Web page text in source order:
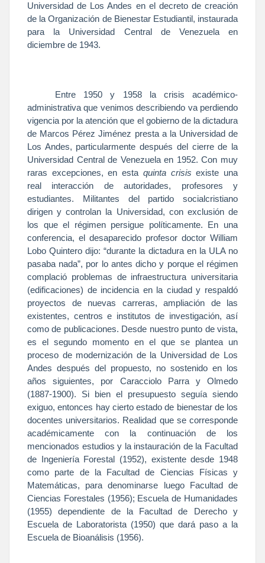
Universidad de Los Andes en el decreto de creación
de la Organización de Bienestar Estudiantil, instaurada
para
la Universidad Central
de Venezuela en
diciembre de 1943.
Entre 1950 y 1958 la crisis académico-
administrativa que venimos describiendo va perdiendo
vigencia por la atención que el gobierno de la dictadura
de Marcos Pérez Jiménez presta a la Universidad de
Los Andes, particularmente después del cierre de
la
Universidad Central de Venezuela en 1952. Con muy
raras excepciones, en esta quinta crisis existe una
real interacción de autoridades, profesores y
estudiantes. Militantes del partido socialcristiano
dirigen y controlan
la Universidad, con exclusión de
los que el régimen persigue políticamente. En una
conferencia, el desaparecido profesor doctor William
Lobo Quintero dijo: “durante la dictadura en la ULAno
pasaba nada”, por lo antes dicho y porque el régimen
complació problemas de infraestructura universitaria
(edificaciones) de incidencia en la ciudad y respaldó
proyectos de nuevas carreras, ampliación de las
existentes, centros e institutos de investigación, así
como de publicaciones. Desde nuestro punto de vista,
es el segundo momento en el que se plantea un
proceso de modernización de la Universidad de Los
Andes después del propuesto, no sostenido en los
años siguientes, por Caracciolo Parra y Olmedo
(1887-1900). Si bien el presupuesto seguía siendo
exiguo, entonces hay cierto estado de bienestar de los
docentes universitarios. Realidad que se corresponde
académicamente con la continuación de los
mencionados estudios y la instauración de la Facultad
de Ingeniería Forestal (1952), existente desde 1948
como parte de
la Facultad
de Ciencias Físicas y
Matemáticas, para denominarse luego Facultad de
Ciencias Forestales (1956); Escuela de Humanidades
(1955) dependiente de
la Facultad
de Derecho y
Escuela de Laboratorista (1950) que dará paso a
la
Escuela de Bioanálisis (1956).